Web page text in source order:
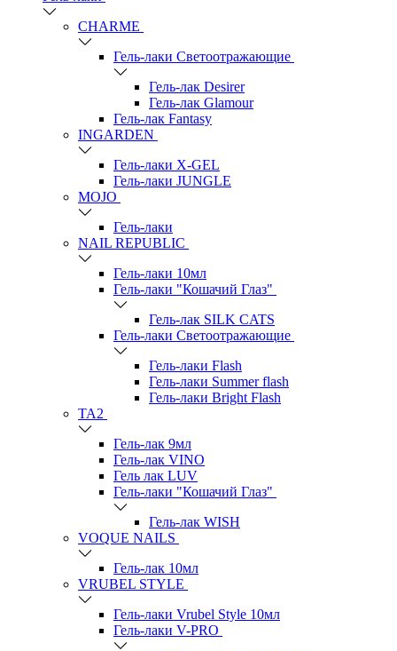
СHARME
Гель-лаки Светоотражающие
Гель-лак Desirer
Гель-лак Glamour
Гель-лак Fantasy
INGARDEN
Гель-лаки Х-GEL
Гель-лаки JUNGLE
MOJO
Гель-лаки
NAIL REPUBLIC
Гель-лаки 10мл
Гель-лаки "Кошачий Глаз"
Гель-лак SILK CATS
Гель-лаки Светоотражающие
Гель-лаки Flash
Гель-лаки Summer flash
Гель-лаки Bright Flash
TA2
Гель-лак 9мл
Гель-лак VINO
Гель лак LUV
Гель-лаки "Кошачий Глаз"
Гель-лак WISH
VOQUE NAILS
Гель-лак 10мл
VRUBEL STYLE
Гель-лаки Vrubel Style 10мл
Гель-лаки V-PRO